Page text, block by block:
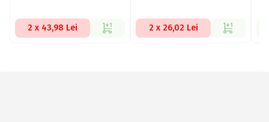
2 x 43,98 Lei 2 x 26,02 Lei